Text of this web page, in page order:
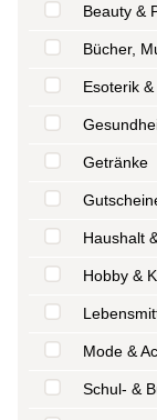
Beauty &
Bücher,
Esoterik
Getränke
Haushalt
Hobby &
Mode &
Schul- &